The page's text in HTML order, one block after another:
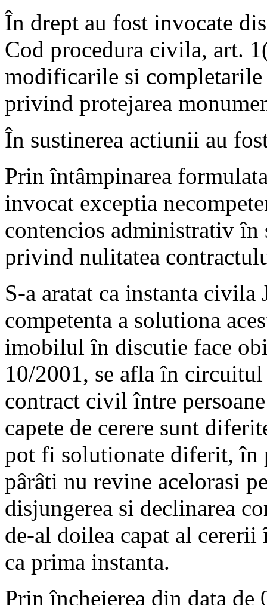
În drept au fost invocate
Cod procedura civila, art.
modificarile si
privind protejarea
În sustinerea actiunii au
Prin întâmpinarea
invocat exceptia
contencios administrativ în
privind nulitatea
S-a aratat ca instanta civila
competenta a solutiona
imobilul în discutie face
10/2001, se afla în
contract civil între
capete de cerere sunt
pot fi solutionate diferit, în
pârâti nu revine acelorasi
disjungerea si declinarea
de-al doilea capat al cererii
ca prima instanta.
Prin încheierea din data de